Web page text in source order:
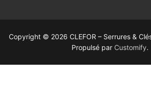
Copyright © 2026 CLEFOR – Serrures &
Propulsé par Customify.